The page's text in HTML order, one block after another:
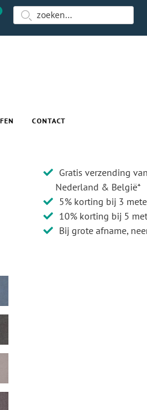
CONTACT
Gratis verzending
Nederland & België*
5% korting bij 3
10% korting bij 5
Bij grote afname,